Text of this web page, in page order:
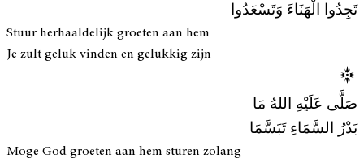
تَجِدُوا الْهَنَاءَ وَتَسْعَدُوا
Stuur herhaaldelijk groeten aan hem
Je zult geluk vinden en gelukkig zijn
صَلَّى عَلَيْهِ اللهُ مَا
بَدْرُ السَّمَاءِ تَبَسَّمَا
Moge God groeten aan hem sturen zolang